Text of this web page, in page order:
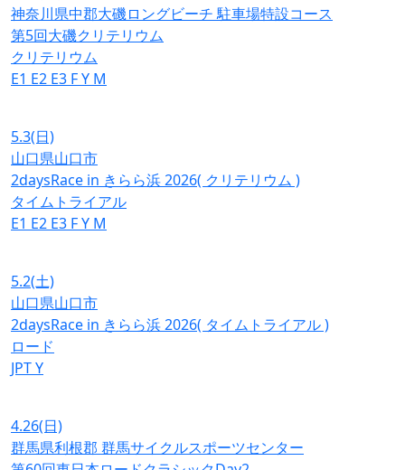
神奈川県中郡大磯ロングビーチ 駐車場特設コース
第5回大磯クリテリウム
クリテリウム
E1 E2 E3 FY M
5.3(日)
山口県山口市
2daysRace in きらら浜 2026( クリテリウム )
タイムトライアル
E1 E2 E3 FY M
5.2(土)
山口県山口市
2daysRace in きらら浜 2026( タイムトライアル )
ロード
JPTY
4.26(日)
群馬県利根郡 群馬サイクルスポーツセンター